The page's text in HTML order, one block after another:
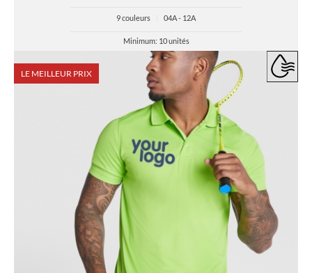
9 couleurs 04A - 12A
Minimum: 10 unités
LE MEILLEUR PRIX